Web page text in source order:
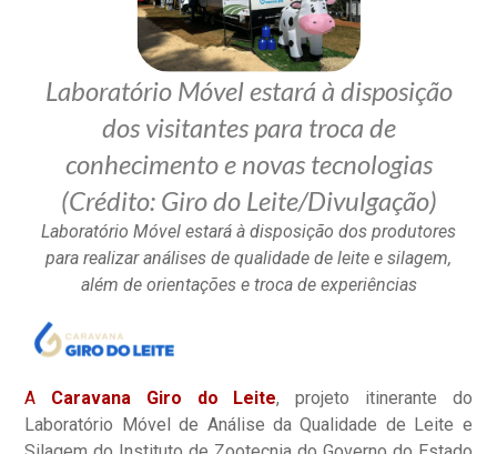
Laboratório Móvel estará à disposição
dos visitantes para troca de
conhecimento e novas tecnologias
(Crédito: Giro do Leite/Divulgação)
Laboratório Móvel estará à disposição dos produtores
para realizar análises de qualidade de leite e silagem,
além de orientações e troca de experiências
A Caravana Giro do Leite, projeto itinerante do
Laboratório Móvel de Análise da Qualidade de Leite e